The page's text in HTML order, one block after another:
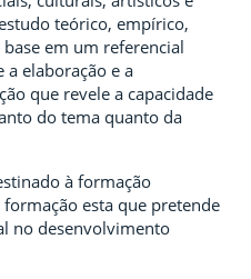
teórico, empírico,
em um referencial
elaboração e a
que revele a capacidade
do tema quanto da
à formação
esta que pretende
no desenvolvimento